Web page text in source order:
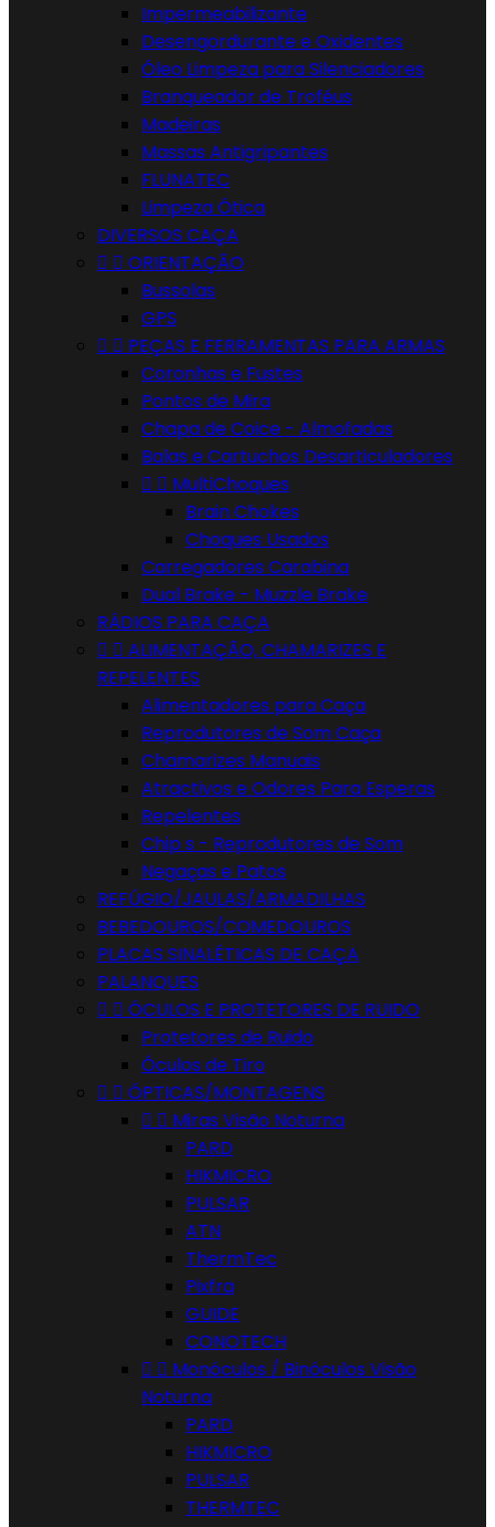
Impermeabilizante
Desengordurante e Oxidentes
Óleo Limpeza para Silenciadores
Branqueador de Troféus
Madeiras
Massas Antigripantes
FLUNATEC
Limpeza Ótica
DIVERSOS CAÇA
  ORIENTAÇÃO
Bussolas
GPS
  PEÇAS E FERRAMENTAS PARA ARMAS
Coronhas e Fustes
Pontos de Mira
Chapa de Coice - Almofadas
Balas e Cartuchos Desarticuladores
  MultiChoques
Brain Chokes
Choques Usados
Carregadores Carabina
Dual Brake - Muzzle Brake
RÁDIOS PARA CAÇA
  ALIMENTAÇÃO, CHAMARIZES E
REPELENTES
Alimentadores para Caça
Reprodutores de Som Caça
Chamarizes Manuais
Atractivos e Odores Para Esperas
Repelentes
Chip s - Reprodutores de Som
Negaças e Patos
REFÚGIO/JAULAS/ARMADILHAS
BEBEDOUROS/COMEDOUROS
PLACAS SINALÉTICAS DE CAÇA
PALANQUES
  ÓCULOS E PROTETORES DE RUIDO
Protetores de Ruido
Óculos de Tiro
  ÓPTICAS/MONTAGENS
  Miras Visão Noturna
PARD
HIKMICRO
PULSAR
ATN
ThermTec
Pixfra
GUIDE
CONOTECH
  Monóculos / Binóculos Visão
Noturna
PARD
HIKMICRO
PULSAR
THERMTEC